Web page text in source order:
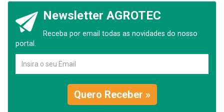
Newsletter AGROTEC
Receba por email todas as novidades do nosso
portal.
Quero Receber »